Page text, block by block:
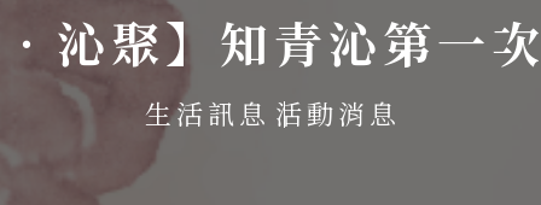
沁聚】知青沁第一
生活訊息 活動消息